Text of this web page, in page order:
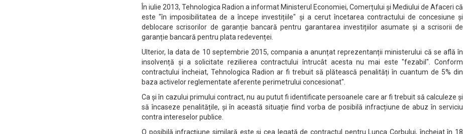
În iulie 2013, Tehnologica Radion a informat Ministerul Economiei, Comerțului și Mediului de Afaceri că
este "în imposibilitatea de a începe investițiile" și a cerut încetarea contractului de concesiune și
deblocare scrisorilor de garanție bancară pentru garantarea investițiilor asumate și a scrisorii de
garanție bancară pentru plata redevenței.
Ulterior, la data de 10 septembrie 2015, compania a anunțat reprezentanții ministerului că se află în
insolvență și a solicitate rezilierea contractului întrucât acesta nu mai este "fezabil". Conform
contractului încheiat, Tehnologica Radion ar fi trebuit să plătească penalități în cuantum de 5% din
baza activelor reglementate aferente perimetrului concesionat".
Ca și în cazului primului contract, nu au putut fi identificate persoanele care ar fi trebuit să calculeze și
să încaseze penalitățile, și în această situație fiind vorba de posibilă infracțiune de abuz în serviciu
contra intereselor publice.
O posibilă infracțiune similară este și cea legată de contractul pentru Lunca Corbului, încheiat în 18